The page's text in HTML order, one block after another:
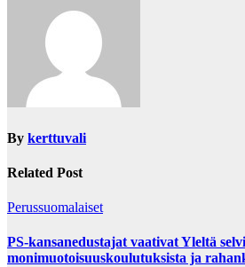
By kerttuvali
Related Post
Perussuomalaiset
PS-kansanedustajat vaativat Yleltä
monimuotoisuuskoulutuksista ja